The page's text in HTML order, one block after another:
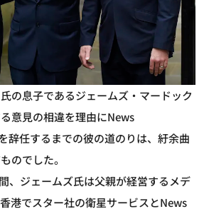
の息子であるジェームズ・マードック
意見の相違を理由にNews
任するまでの彼の道のりは、紆余曲
のでした。
、ジェームズ氏は父親が経営するメデ
港でスター社の衛星サービスとNews